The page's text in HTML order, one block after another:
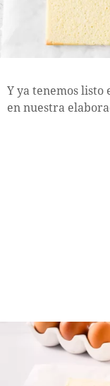
Y ya tenemos
en nuestra